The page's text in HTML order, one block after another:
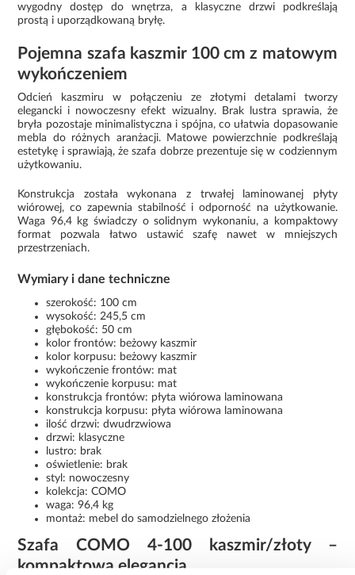
wygodny dostęp do wnętrza, a klasyczne drzwi podkreślają
prostą i uporządkowaną bryłę.
Pojemna szafa kaszmir 100 cm z matowym
wykończeniem
Odcień kaszmiru w połączeniu ze złotymi detalami tworzy
elegancki i nowoczesny efekt wizualny. Brak lustra sprawia, że
bryła pozostaje minimalistyczna i spójna, co ułatwia dopasowanie
mebla do różnych aranżacji. Matowe powierzchnie podkreślają
estetykę i sprawiają, że szafa dobrze prezentuje się w codziennym
użytkowaniu.
Konstrukcja została wykonana z trwałej laminowanej płyty
wiórowej, co zapewnia stabilność i odporność na użytkowanie.
Waga 96,4 kg świadczy o solidnym wykonaniu, a kompaktowy
format pozwala łatwo ustawić szafę nawet w mniejszych
przestrzeniach.
Wymiary i dane techniczne
szerokość: 100 cm
wysokość: 245,5 cm
głębokość: 50 cm
kolor frontów: beżowy kaszmir
kolor korpusu: beżowy kaszmir
wykończenie frontów: mat
wykończenie korpusu: mat
konstrukcja frontów: płyta wiórowa laminowana
konstrukcja korpusu: płyta wiórowa laminowana
ilość drzwi: dwudrzwiowa
drzwi: klasyczne
lustro: brak
oświetlenie: brak
styl: nowoczesny
kolekcja: COMO
waga: 96,4 kg
montaż: mebel do samodzielnego złożenia
Szafa COMO 4-100 kaszmir/złoty –
kompaktowa elegancja